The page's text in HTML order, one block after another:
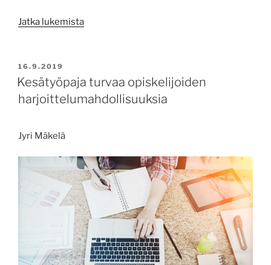
Jatka lukemista”International
Network,
Family
Centria
spring
2019”
JULKAISTU
16.9.2019
Kesätyöpaja turvaa opiskelijoiden
harjoittelumahdollisuuksia
Jyri Mäkelä